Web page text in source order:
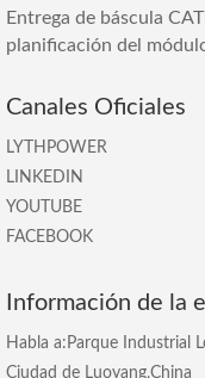
Entrega de báscula
planificación del
Canales Oficiales
LYTHPOWER
LINKEDIN
YOUTUBE
FACEBOOK
Información de la
Habla a:Parque Industrial
Ciudad de Luoyang,China